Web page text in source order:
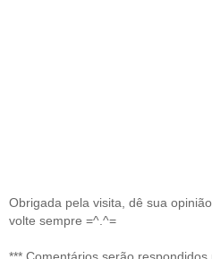
Obrigada pela visita, dê sua
volte sempre =^.^=
*** Comentários serão respondidos